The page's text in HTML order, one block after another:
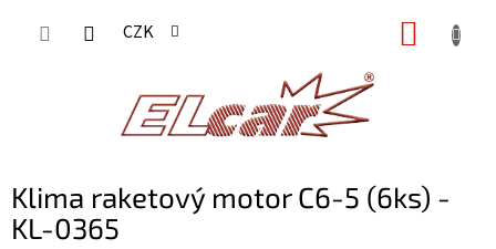
CZK
Klima raketový motor C6-5 (6ks) -
KL-0365